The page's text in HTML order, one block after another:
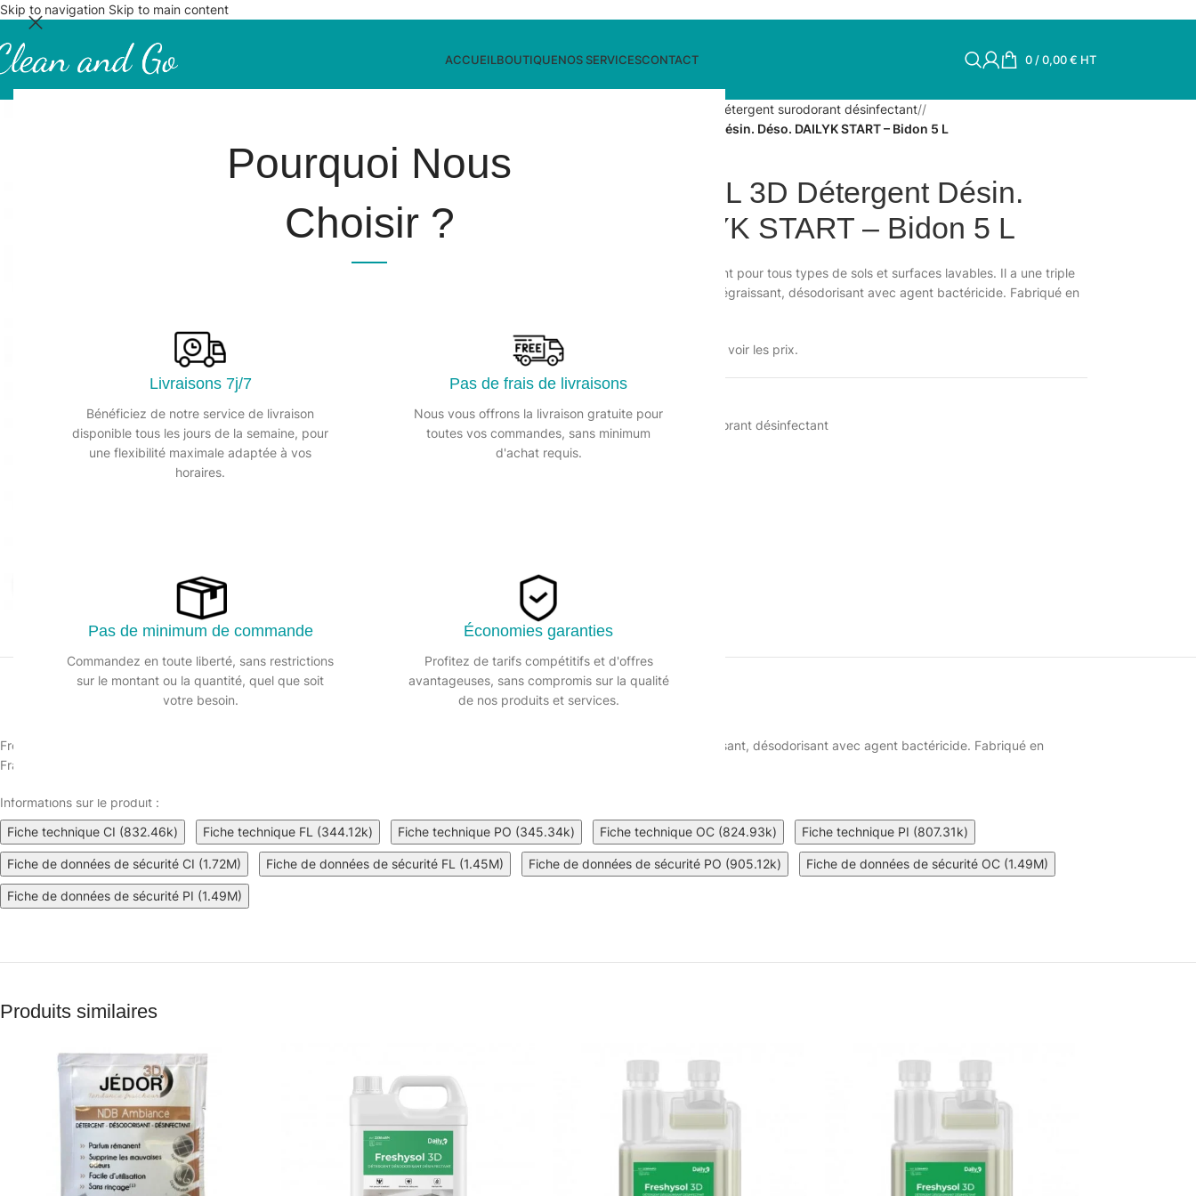
Pourquoi Nous
Choisir ?
Livraisons 7j/7
Bénéficiez de notre service de livraison
disponible tous les jours de la semaine, pour
une flexibilité maximale adaptée à vos
horaires.
Pas de frais de livraisons
Nous vous offrons la livraison gratuite pour
toutes vos commandes, sans minimum
d'achat requis.
Pas de minimum de commande
Commandez en toute liberté, sans restrictions
sur le montant ou la quantité, quel que soit
votre besoin.
Économies garanties
Profitez de tarifs compétitifs et d'offres
avantageuses, sans compromis sur la qualité
de nos produits et services.
Skip to navigation Skip to main content
ACCUEILBOUTIQUENOS SERVICESCONTACT 0 /0,00€ HT
Détergent surodorant désinfectant/
FRESHYSOL 3D Détergent Désin. Déso. DAILYK START – Bidon 5 L
FRESHYSOL 3D Détergent Désin.
Déso. DAILYK START – Bidon 5 L
Freshysol 3D est un détergent pour tous types de sols et surfaces lavables. Il a une triple
action, c’est un détergent, dégraissant, désodorisant avec agent bactéricide. Fabriqué en
Veuillez vous connecter pour voir les prix.
UGS :
223848CI
Catégorie :
Détergent surodorant désinfectant
Partager:
DESCRIPTION
Freshysol 3D est un détergent pour tous types de sols et surfaces lavables. Il a une triple action, c’est un détergent, dégraissant, désodorisant avec agent bactéricide. Fabriqué en
France.
Informations sur le produit :
Fiche technique CI (832.46k)
Fiche technique FL (344.12k) Fiche technique PO (345.34k) Fiche technique OC (824.93k) Fiche technique PI (807.31k)
Fiche de données de sécurité CI (1.72M) Fiche de données de sécurité FL (1.45M) Fiche de données de sécurité PO (905.12k) Fiche de données de sécurité OC (1.49M)
Fiche de données de sécurité PI (1.49M)
Produits similaires